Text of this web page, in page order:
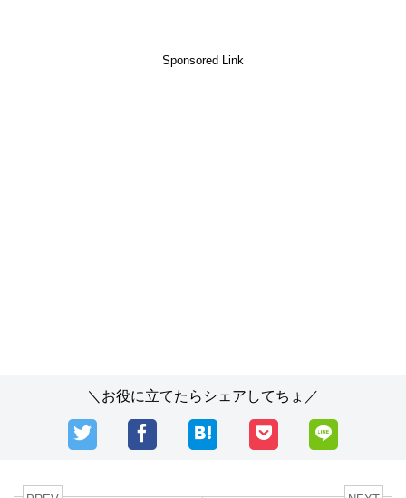
Sponsored Link
＼お役に立てたらシェアしてちょ／